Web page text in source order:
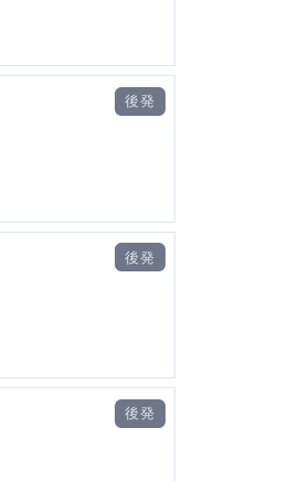
後発
後発
後発